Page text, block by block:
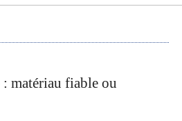
matériau fiable ou